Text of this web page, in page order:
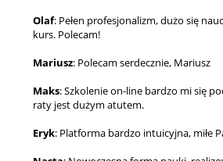
Olaf: Pełen profesjonalizm, dużo się
kurs. Polecam!
Mariusz: Polecam serdecznie, Mariusz
Maks: Szkolenie on-line bardzo mi się
raty jest dużym atutem.
Eryk: Platforma bardzo intuicyjna, miłe